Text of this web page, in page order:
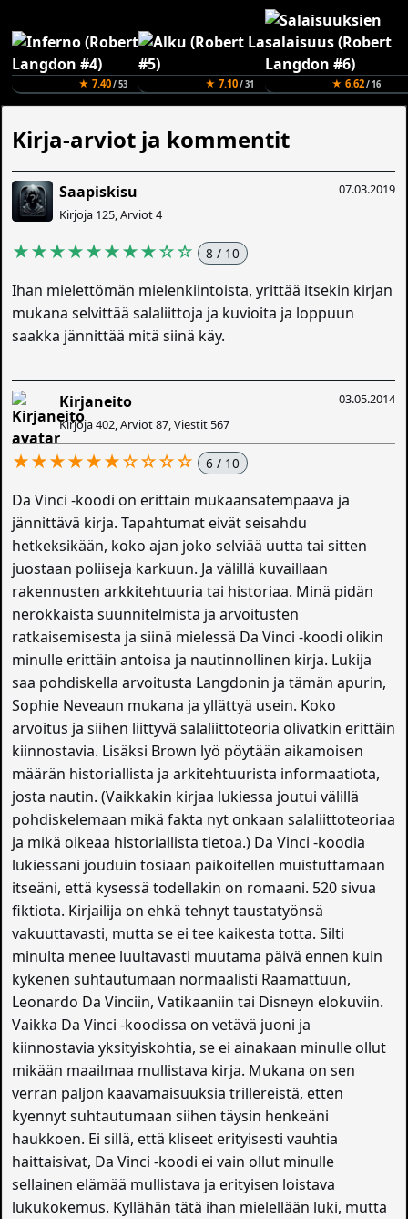
★ 7.40/ 53 ★ 7.10/ 31 ★ 6.62/ 16
Kirja-arviot ja kommentit
07.03.2019
Saapiskisu
Kirjoja 125, Arviot 4
★★★★★★★★☆☆ 8 / 10
Ihan mielettömän mielenkiintoista, yrittää itsekin kirjan
mukana selvittää salaliittoja ja kuvioita ja loppuun
saakka jännittää mitä siinä käy.
03.05.2014
Kirjaneito
Kirjoja 402, Arviot 87, Viestit 567
★★★★★★☆☆☆☆ 6 / 10
Da Vinci -koodi on erittäin mukaansatempaava ja
jännittävä kirja. Tapahtumat eivät seisahdu
hetkeksikään, koko ajan joko selviää uutta tai sitten
juostaan poliiseja karkuun. Ja välillä kuvaillaan
rakennusten arkkitehtuuria tai historiaa. Minä pidän
nerokkaista suunnitelmista ja arvoitusten
ratkaisemisesta ja siinä mielessä Da Vinci -koodi olikin
minulle erittäin antoisa ja nautinnollinen kirja. Lukija
saa pohdiskella arvoitusta Langdonin ja tämän apurin,
Sophie Neveaun mukana ja yllättyä usein. Koko
arvoitus ja siihen liittyvä salaliittoteoria olivatkin erittäin
kiinnostavia. Lisäksi Brown lyö pöytään aikamoisen
määrän historiallista ja arkitehtuurista informaatiota,
josta nautin. (Vaikkakin kirjaa lukiessa joutui välillä
pohdiskelemaan mikä fakta nyt onkaan salaliittoteoriaa
ja mikä oikeaa historiallista tietoa.) Da Vinci -koodia
lukiessani jouduin tosiaan paikoitellen muistuttamaan
itseäni, että kysessä todellakin on romaani. 520 sivua
fiktiota. Kirjailija on ehkä tehnyt taustatyönsä
vakuuttavasti, mutta se ei tee kaikesta totta. Silti
minulta menee luultavasti muutama päivä ennen kuin
kykenen suhtautumaan normaalisti Raamattuun,
Leonardo Da Vinciin, Vatikaaniin tai Disneyn elokuviin.
Vaikka Da Vinci -koodissa on vetävä juoni ja
kiinnostavia yksityiskohtia, se ei ainakaan minulle ollut
mikään maailmaa mullistava kirja. Mukana on sen
verran paljon kaavamaisuuksia trillereistä, etten
kyennyt suhtautumaan siihen täysin henkeäni
haukkoen. Ei sillä, että kliseet erityisesti vauhtia
haittaisivat, Da Vinci -koodi ei vain ollut minulle
sellainen elämää mullistava ja erityisen loistava
lukukokemus. Kyllähän tätä ihan mielellään luki, mutta